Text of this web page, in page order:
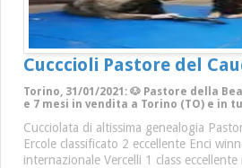
Cucccioli Pastore del
Torino, 31/01/2021: 🐶 Pastore della
e 7 mesi in vendita a Torino (TO) e in
Cucciolata di altissima genealogia
Ercole classificato 2 eccellente Enci
internazionale Vercelli 1 class